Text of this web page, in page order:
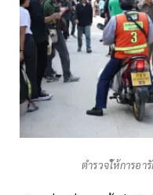
ตำรวจใ้ห้การอ